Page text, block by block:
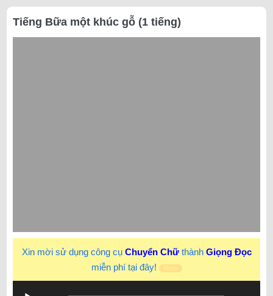
Tiếng Bữa một khúc gỗ (1 tiếng)
Xin mời sử dụng công cụ Chuyển Chữthành Giọng Đọc
miễn phí tại đây!